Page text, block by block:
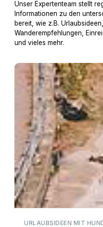
Unser Expertenteam stellt
Informationen zu den
bereit, wie z.B.
Wanderempfehlungen,
und vieles mehr.
Hausboot mit Hund
URLAUBSIDEEN MIT